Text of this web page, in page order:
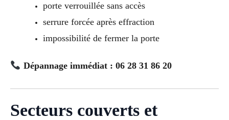
porte verrouillée sans accès
serrure forcée après effraction
impossibilité de fermer la porte
Dépannage immédiat : 06 28 31 86 20
Secteurs couverts et